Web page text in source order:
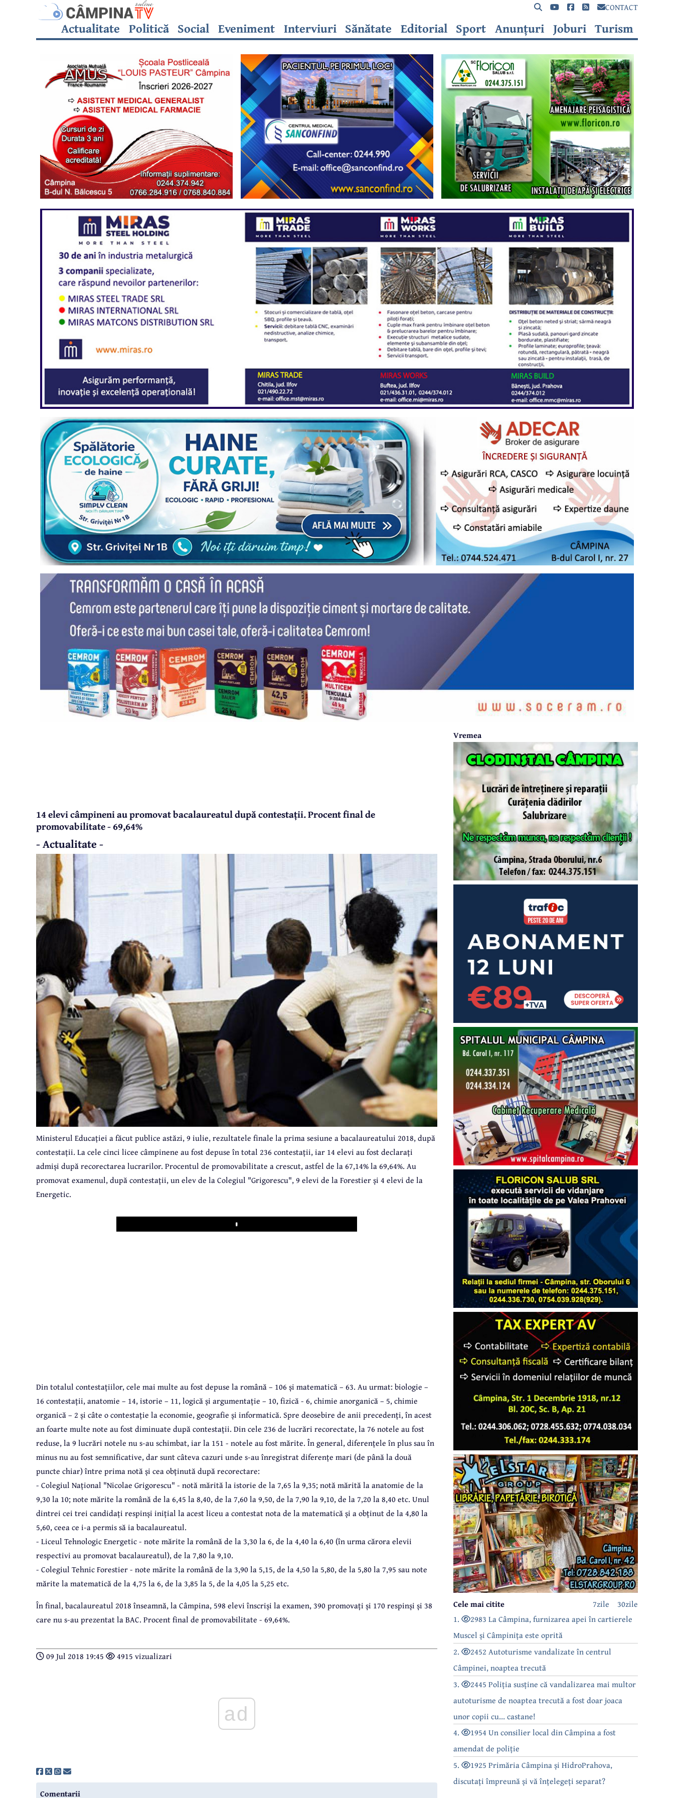
CONTACT
Actualitate Politică Social Eveniment Interviuri Sănătate Editorial Sport Anunțuri Joburi Turism
14 elevi câmpineni au promovat bacalaureatul după contestații. Procent final de
promovabilitate - 69,64%
- Actualitate -
Ministerul Educației a făcut publice astăzi, 9 iulie, rezultatele finale la prima sesiune a bacalaureatului 2018, după
contestații. La cele cinci licee câmpinene au fost depuse în total 236 contestații, iar 14 elevi au fost declarați
admiși după recorectarea lucrarilor. Procentul de promovabilitate a crescut, astfel de la 67,14% la 69,64%. Au
promovat examenul, după contestații, un elev de la Colegiul "Grigorescu", 9 elevi de la Forestier și 4 elevi de la
Energetic.
Play
Din totalul contestațiilor, cele mai multe au fost depuse la română – 106 și matematică – 63. Au urmat: biologie –
16 contestații, anatomie – 14, istorie – 11, logică și argumentație – 10, fizică - 6, chimie anorganică – 5, chimie
organică – 2 și câte o contestație la economie, geografie și informatică. Spre deosebire de anii precedenți, în acest
an foarte multe note au fost diminuate după contestații. Din cele 236 de lucrări recorectate, la 76 notele au fost
reduse, la 9 lucrări notele nu s-au schimbat, iar la 151 - notele au fost mărite. În general, diferențele în plus sau în
minus nu au fost semnificative, dar sunt câteva cazuri unde s-au înregistrat diferențe mari (de până la două
puncte chiar) între prima notă și cea obținută după recorectare:
- Colegiul Național "Nicolae Grigorescu" - notă mărită la istorie de la 7,65 la 9,35; notă mărită la anatomie de la
9,30 la 10; note mărite la română de la 6,45 la 8,40, de la 7,60 la 9,50, de la 7,90 la 9,10, de la 7,20 la 8,40 etc. Unul
dintrei cei trei candidați respinși inițial la acest liceu a contestat nota de la matematică și a obținut de la 4,80 la
5,60, ceea ce i-a permis să ia bacalaureatul.
- Liceul Tehnologic Energetic - note mărite la română de la 3,30 la 6, de la 4,40 la 6,40 (în urma cărora elevii
respectivi au promovat bacalaureatul), de la 7,80 la 9,10.
- Colegiul Tehnic Forestier - note mărite la română de la 3,90 la 5,15, de la 4,50 la 5,80, de la 5,80 la 7,95 sau note
mărite la matematică de la 4,75 la 6, de la 3,85 la 5, de la 4,05 la 5,25 etc.
În final, bacalaureatul 2018 înseamnă, la Câmpina, 598 elevi înscriși la examen, 390 promovați și 170 respinși și 38
care nu s-au prezentat la BAC. Procent final de promovabilitate - 69,64%.
09 Jul 2018 19:45 4915 vizualizari
ad
Comentarii
Vremea
30zile
7zile
Cele mai citite
1.
2983 La Câmpina, furnizarea apei în cartierele
Muscel și Câmpinița este oprită
2.
2452 Autoturisme vandalizate în centrul
Câmpinei, noaptea trecută
3.
2445 Poliția susține că vandalizarea mai multor
autoturisme de noaptea trecută a fost doar joaca
unor copii cu... castane!
4.
1954 Un consilier local din Câmpina a fost
amendat de poliție
5.
1925 Primăria Câmpina și HidroPrahova,
discutați împreună și vă înțelegeți separat?